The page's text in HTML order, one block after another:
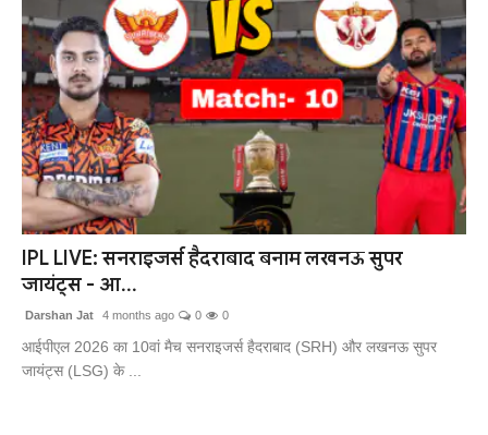
IPL LIVE: सनराइजर्स हैदराबाद बनाम लखनऊ सुपर
जायंट्स - आ...
Darshan Jat 4 months ago 0 0
आईपीएल 2026 का 10वां मैच सनराइजर्स हैदराबाद (SRH) और लखनऊ सुपर
जायंट्स (LSG) के ...